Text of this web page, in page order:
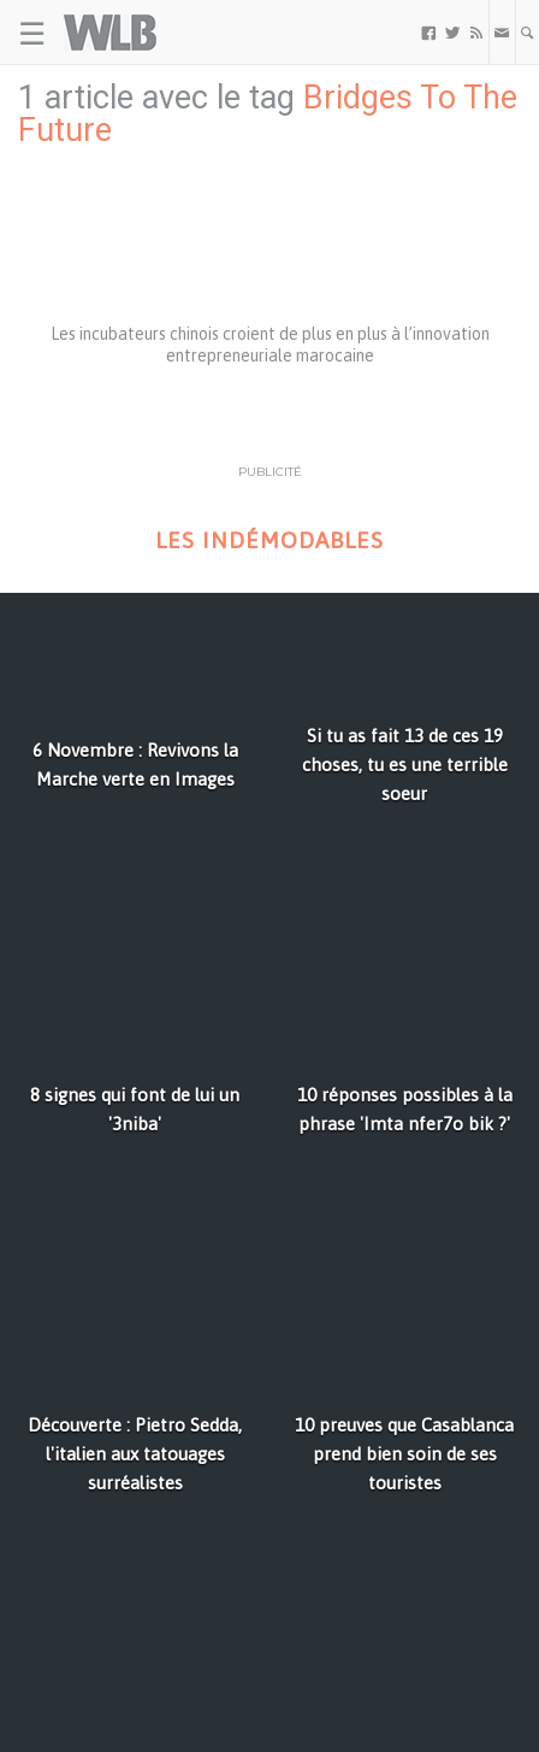
☰   
1 article avec le tag Bridges To The
Future
Les incubateurs chinois croient de plus en plus à l’innovation
entrepreneuriale marocaine
PUBLICITÉ
LES INDÉMODABLES
6 Novembre : Revivons la
Marche verte en Images
Si tu as fait 13 de ces 19
choses, tu es une terrible
soeur
8 signes qui font de lui un
'3niba'
10 réponses possibles à la
phrase 'Imta nfer7o bik ?'
Découverte : Pietro Sedda,
l'italien aux tatouages
surréalistes
10 preuves que Casablanca
prend bien soin de ses
touristes